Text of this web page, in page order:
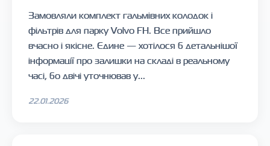
Замовляли комплект гальмівних колодок і
фільтрів для парку Volvo FH. Все прийшло
вчасно і якісне. Єдине — хотілося б детальнішої
інформації про залишки на складі в реальному
часі, бо двічі уточнював у...
22.01.2026